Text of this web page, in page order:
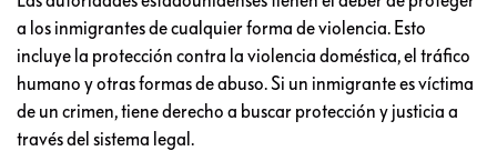
a los inmigrantes de cualquier forma de violencia. Esto
incluye la protección contra la violencia doméstica, el tráfico
humano y otras formas de abuso. Si un inmigrante es víctima
de un crimen, tiene derecho a buscar protección y justicia a
través del sistema legal.